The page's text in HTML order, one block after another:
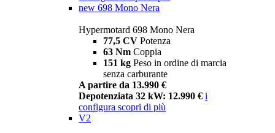
new 698 Mono Nera
Hypermotard 698 Mono Nera
77,5 CV Potenza
63 Nm Coppia
151 kg Peso in ordine di marcia
senza carburante
A partire da 13.990 €
Depotenziata 32 kW: 12.990 € i
configura scopri di più
V2